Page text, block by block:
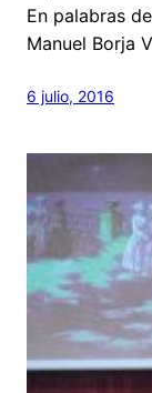
En palabras
Manuel Borja
6 julio, 2016